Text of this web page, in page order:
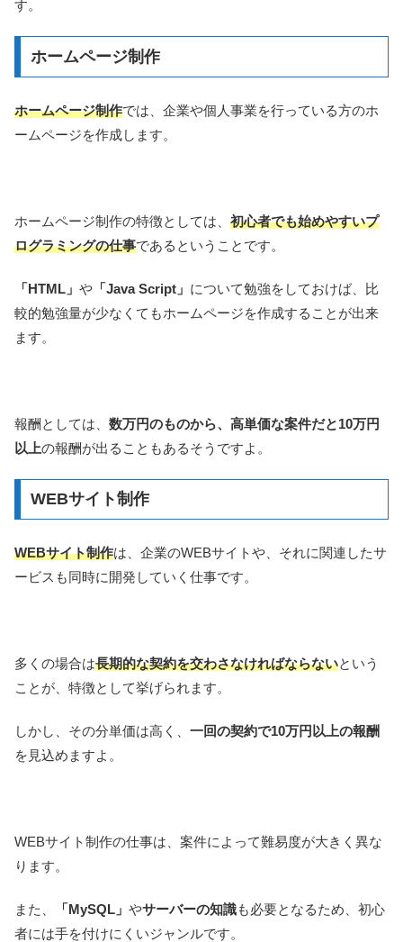
す。
ホームページ制作
ホームページ制作では、企業や個人事業を行っている方のホ
ームページを作成します。
ホームページ制作の特徴としては、 初心者でも始めやすいプ
ログラミングの仕事であるということです。
「HTML」 や 「Java Script」 について勉強をしておけば、比
較的勉強量が少なくてもホームページを作成することが出来
ます。
報酬としては、 数万円のものから、高単価な案件だと10万円
以上の報酬が出ることもあるそうですよ。
WEBサイト制作
WEBサイト制作は、企業のWEBサイトや、それに関連したサ
ービスも同時に開発していく仕事です。
多くの場合は長期的な契約を交わさなければならないという
ことが、特徴として挙げられます。
しかし、その分単価は高く、 一回の契約で10万円以上の報酬
を見込めますよ。
WEBサイト制作の仕事は、案件によって難易度が大きく異な
ります。
また、 「MySQL」 やサーバーの知識も必要となるため、初心
者には手を付けにくいジャンルです。